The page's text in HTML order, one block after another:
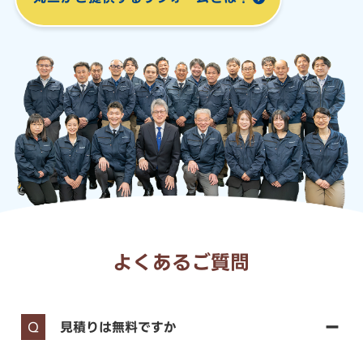
よくあるご質問
見積りは無料ですか